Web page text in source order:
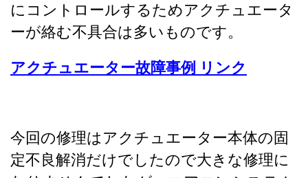
にコントロールするためアクチュエータ
ーが絡む不具合は多いものです。
アクチュエーター故障事例 リンク
今回の修理はアクチュエーター本体の固
定不良解消だけでしたので大きな修理に